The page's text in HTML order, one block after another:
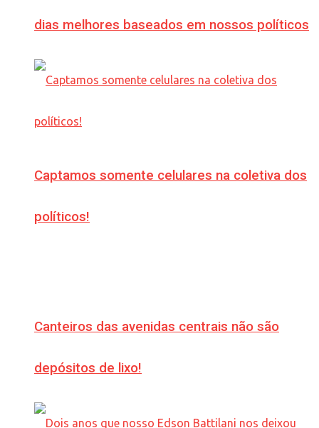
dias melhores baseados em nossos políticos
Captamos somente celulares na coletiva dos
políticos!
Canteiros das avenidas centrais não são
depósitos de lixo!